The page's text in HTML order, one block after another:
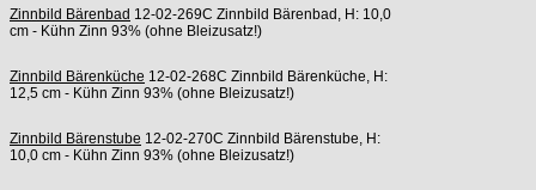
Zinnbild Bärenbad 12-02-269C Zinnbild Bärenbad, H: 10,0
cm - Kühn Zinn 93% (ohne Bleizusatz!)
Zinnbild Bärenküche 12-02-268C Zinnbild Bärenküche, H:
12,5 cm - Kühn Zinn 93% (ohne Bleizusatz!)
Zinnbild Bärenstube 12-02-270C Zinnbild Bärenstube, H:
10,0 cm - Kühn Zinn 93% (ohne Bleizusatz!)